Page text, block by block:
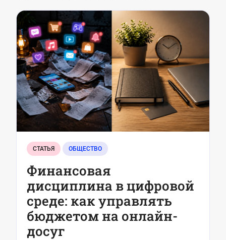
СТАТЬЯ ОБЩЕСТВО
Финансовая
дисциплина в цифровой
среде: как управлять
бюджетом на онлайн-
досуг